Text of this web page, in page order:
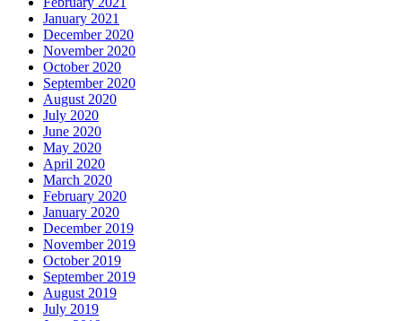
January 2021
December 2020
November 2020
October 2020
September 2020
August 2020
July 2020
June 2020
May 2020
April 2020
March 2020
February 2020
January 2020
December 2019
November 2019
October 2019
September 2019
August 2019
July 2019